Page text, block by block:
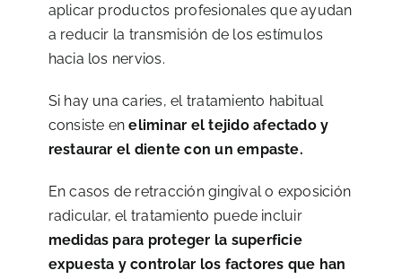
aplicar productos profesionales que ayudan
a reducir la transmisión de los estímulos
hacia los nervios.
Si hay una caries, el tratamiento habitual
consiste eneliminar el tejido afectado y
restaurar el diente con un empaste.
En casos de retracción gingival o exposición
radicular, el tratamiento puede incluir
medidas para proteger la superficie
expuesta y controlar los factores que han